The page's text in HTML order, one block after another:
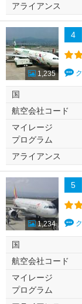
アライアンス
1,235
4
国
航空会社コード
マイレージ
プログラム
アライアンス
1,234
5
国
航空会社コード
マイレージ
プログラム